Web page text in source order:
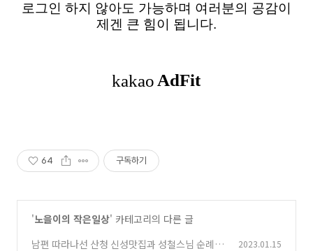
로그인 하지 않아도 가능하며 여러분의 공감이
제겐 큰 힘이 됩니다.
64 구독하기
'노을이의 작은일상' 카테고리의 다른 글
남편 따라나선 산청 신성맛집과 성철스님 순례길
2023.01.15